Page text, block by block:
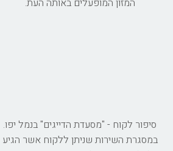
סיפור לקוח - "מסעדת הדייגים" בנמל יפו.
במסגרת השירות שניתן ללקוח אשר הגיע